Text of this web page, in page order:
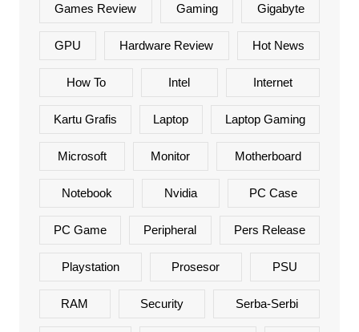
Games Review Gaming Gigabyte
GPU Hardware Review Hot News
How To Intel Internet
Kartu Grafis Laptop Laptop Gaming
Microsoft Monitor Motherboard
Notebook Nvidia PC Case
PC Game Peripheral Pers Release
Playstation Prosesor PSU
RAM Security Serba-Serbi